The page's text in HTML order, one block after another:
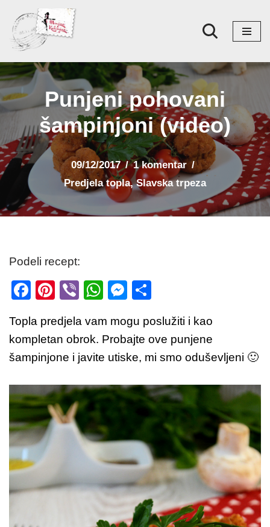
Skoči
na
sadržaj
Punjeni pohovani
šampinjoni (video)
09/12/2017
1 komentar
Predjela topla,Slavska trpeza
Podeli recept:
F
c
e
b
o
o
k
Pi
er
e
st
Vi
er
W
at
s
A
p
p
M
ss
e
n
g
er
ar
e
Topla predjela vam mogu poslužiti i kao
kompletan obrok. Probajte ove punjene
šampinjone i javite utiske, mi smo oduševljeni 🙂